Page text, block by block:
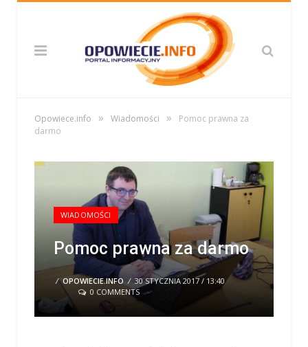
Opowiece.info » Wiadomości »
Pomoc prawna za
darmo
WIADOMOŚCI
Pomoc prawna za darmo
/ OPOWIECIE.INFO / 30 STYCZNIA 2017 / 13:40
0 COMMENTS